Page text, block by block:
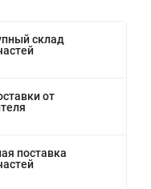
склад
от
поставка